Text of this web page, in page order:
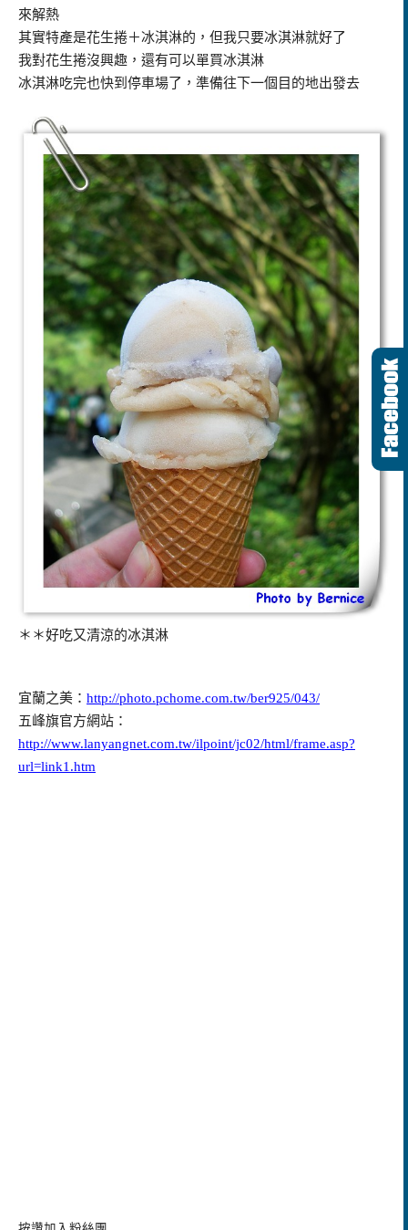
來解熱
其實特產是花生捲＋冰淇淋的，但我只要冰淇淋就好了
我對花生捲沒興趣，還有可以單買冰淇淋
冰淇淋吃完也快到停車場了，準備往下一個目的地出發去
＊＊好吃又清涼的冰淇淋
宜蘭之美： http://photo.pchome.com.tw/ber925/043/
五峰旗官方網站：
http://www.lanyangnet.com.tw/ilpoint/jc02/html/frame.asp?
url=link1.htm